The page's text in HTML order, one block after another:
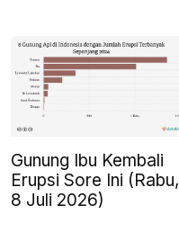
Gunung Ibu Kembali
Erupsi Sore Ini (Rabu,
8 Juli 2026)